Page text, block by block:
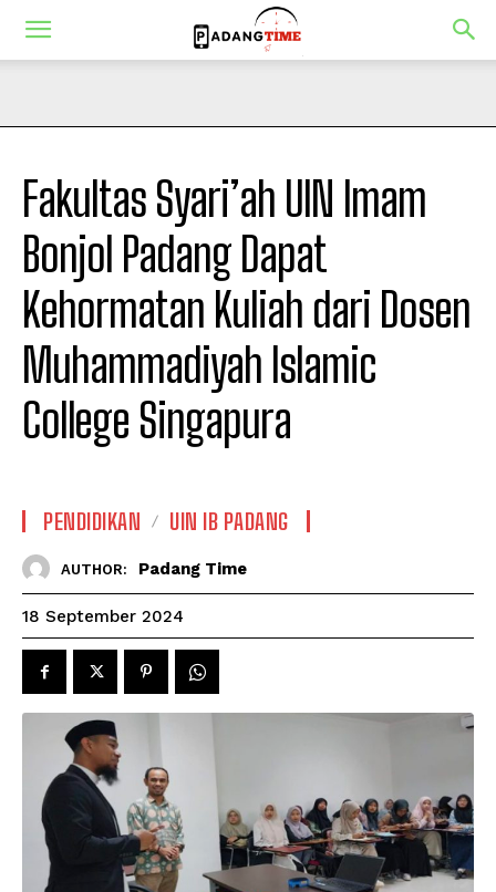
Fakultas Syari’ah UIN Imam
Bonjol Padang Dapat
Kehormatan Kuliah dari Dosen
Muhammadiyah Islamic
College Singapura
PENDIDIKAN UIN IB PADANG
AUTHOR: Padang Time
18 September 2024